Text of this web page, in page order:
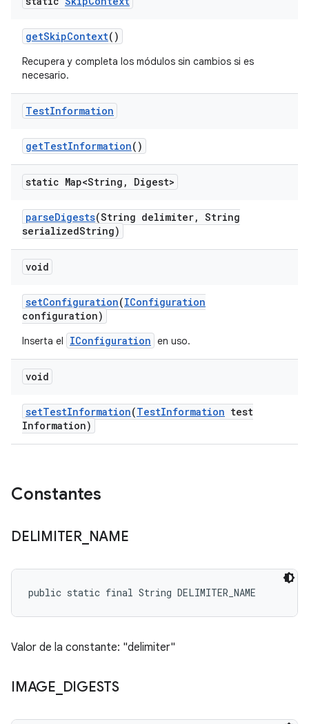
getSkipContext()
Recupera y completa los módulos sin cambios si es
necesario.
TestInformation
getTestInformation()
static Map<String , Digest>
parseDigests(String delimiter, String
serializedString)
void
setConfiguration(IConfiguration
configuration)
Inserta el IConfiguration en uso.
void
setTestInformation(TestInformation test
Information)
Constantes
DELIMITER_ NAME
public static final String DELIMITER_NAME
Valor de la constante: "delimiter"
IMAGE DIGESTS